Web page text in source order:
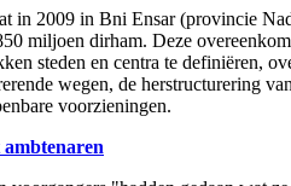
in 2009 in Bni Ensar (provincie
miljoen dirham. Deze
steden en centra te definiëren,
wegen, de herstructurering
voorzieningen.